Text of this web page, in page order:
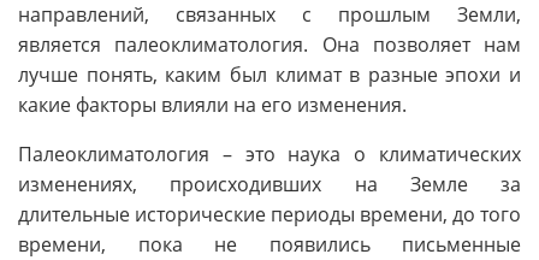
направлений, связанных с прошлым Земли,
является палеоклиматология. Она позволяет нам
лучше понять, каким был климат в разные эпохи и
какие факторы влияли на его изменения.
Палеоклиматология – это наука о климатических
изменениях, происходивших на Земле за
длительные исторические периоды времени, до того
времени, пока не появились письменные